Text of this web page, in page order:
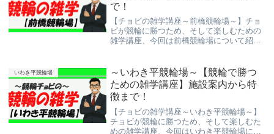
で！
【チョビの雑学講座～前橋競輪場～】チョ
ビが競輪に勝つため、そして楽しむための
雑学講座、今回は前橋競輪場について紹介
を機にもっと競輪を知ってより楽しんで下
さい。
いわき平競輪場
～いわき平競輪場～【競輪で勝つ
ための雑学講座】施設案内から特
徴まで！
【チョビの雑学講座～いわき平競輪場～】
チョビが競輪に勝つため、そして楽しむた
めの雑学講座、今回はいわき平競輪場につ